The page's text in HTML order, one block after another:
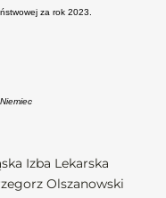
za rok 2023.
Izba Lekarska
Olszanowski